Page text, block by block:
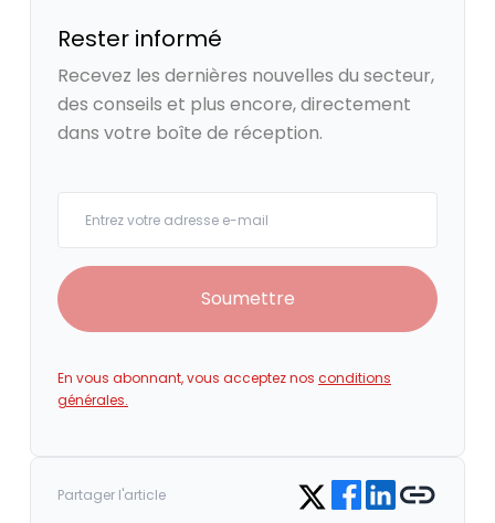
Rester informé
Recevez les dernières nouvelles du secteur,
des conseils et plus encore, directement
dans votre boîte de réception.
Soumettre
En vous abonnant, vous acceptez nos conditions
générales.
Partager l'article Share on Twitter
Share on Facebook
Share on LinkedIn
Copy link